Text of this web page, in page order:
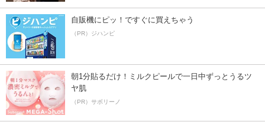
自販機にピッ！ですぐに買えちゃう
（PR）ジハンピ
朝1分貼るだけ！ミルクピールで一日中ずっとうるツ
ヤ肌
（PR）サボリーノ